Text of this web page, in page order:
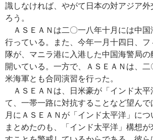
識しなければ、やがて日本の対アジア
ろう。
ＡＳＥＡＮは二〇一八年十月には中国
行っている。また、今年一月十四日、
隊が、マニラ港に入港した中国海警局
開いている。一方で、ＡＳＥＡＮは、
米海軍とも合同演習を行った。
ＡＳＥＡＮは、日米豪が「インド太平
て、一帯一路に対抗することなど望ん
月にＡＳＥＡＮが「インド太平洋」に
まとめたのも、「インド太平洋」構想